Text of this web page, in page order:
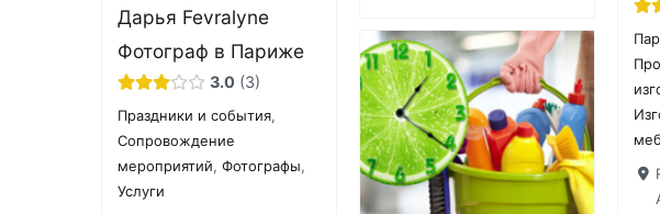
Дарья Fevralyne
Фотограф в Париже
3.0 3
Праздники и события,
Сопровождение
мероприятий,Фотографы,
Услуги